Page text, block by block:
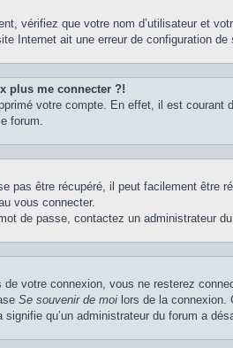
vérifiez que votre nom d’utilisateur et
Internet ait une erreur de configuration de
plus me connecter ?!
votre compte. En effet, il est
forum.
pas être récupéré, il peut facilement être
vous connecter.
de passe, contactez un administrateur
de votre connexion, vous ne resterez
Se souvenir de moi lors de la connexion.
qu’un administrateur du forum a